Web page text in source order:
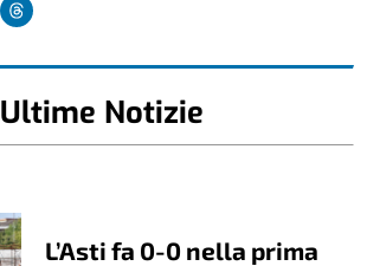
Ultime Notizie
L’Asti fa 0-0 nella prima